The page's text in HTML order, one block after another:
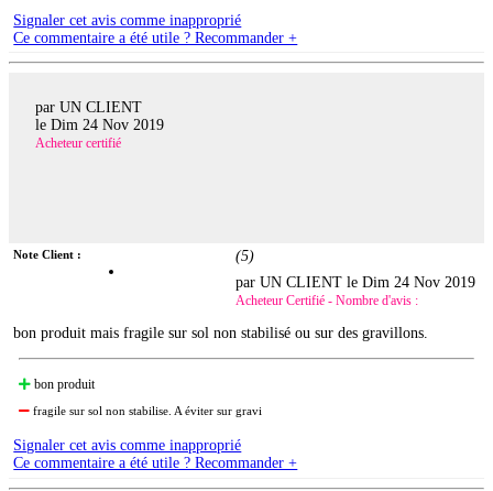
Signaler cet avis comme inapproprié
Ce commentaire a été utile ? Recommander +
par UN CLIENT
le Dim 24 Nov 2019
Acheteur certifié
Note Client : (5)
par UN CLIENT leDim 24 Nov 2019
Acheteur Certifié - Nombre d'avis :
bon produit mais fragile sur sol non stabilisé ou sur des gravillons.
bon produit
fragile sur sol non stabilise. A éviter sur gravi
Signaler cet avis comme inapproprié
Ce commentaire a été utile ? Recommander +